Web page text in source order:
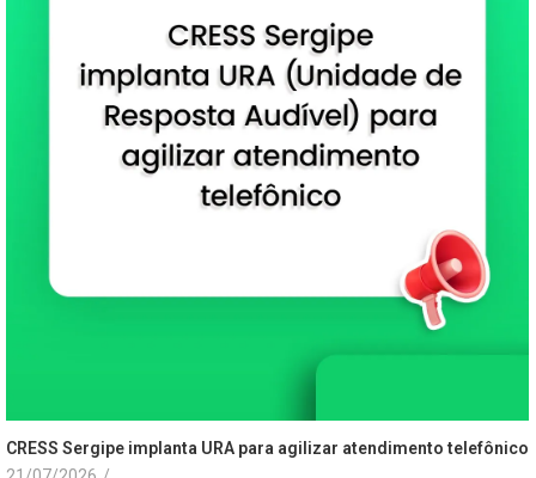
CRESS Sergipe implanta URA para agilizar atendimento telefônico